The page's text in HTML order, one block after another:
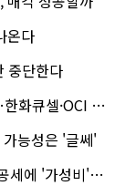
온다
중단한다
·OCI 영향은?
능성은 '글쎄'
'가성비'로 맞불